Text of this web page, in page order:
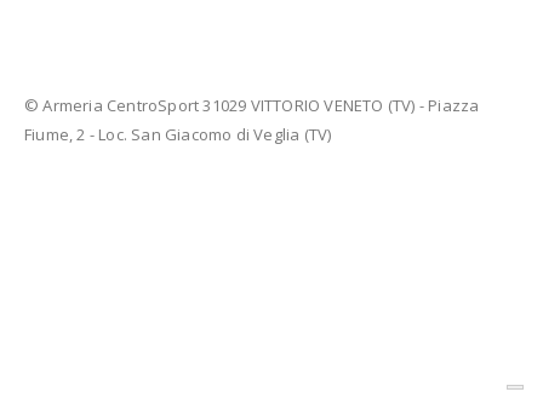
© Armeria CentroSport 31029 VITTORIO VENETO (TV) - Piazza
Fiume, 2 - Loc. San Giacomo di Veglia (TV)
AVVISIAMO LA GENTILE CLIENTELA